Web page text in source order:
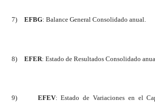
7) EFBG: Balance General Consolidado anual.
8) EFER: Estado de Resultados Consolidado
9) EFEV: Estado de Variaciones en el